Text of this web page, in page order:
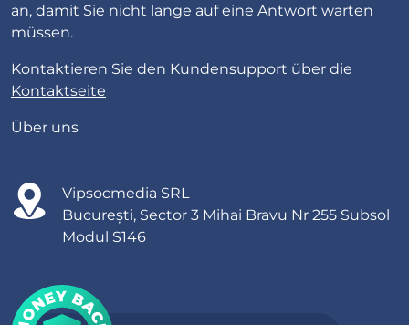
an, damit Sie nicht lange auf eine Antwort warten
müssen.
Kontaktieren Sie den Kundensupport über die
Kontaktseite
Über uns
Vipsocmedia SRL
București, Sector 3 Mihai Bravu Nr 255 Subsol
Modul S146